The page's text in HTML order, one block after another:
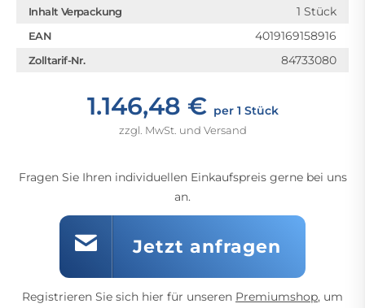
Inhalt Verpackung 1 Stück
EAN 4019169158916
Zolltarif-Nr. 84733080
1.146,48 € per 1 Stück
zzgl. MwSt. und Versand
Fragen Sie Ihren individuellen Einkaufspreis gerne bei uns
an.
Jetzt anfragen
Registrieren Sie sich hier für unseren Premiumshop, um